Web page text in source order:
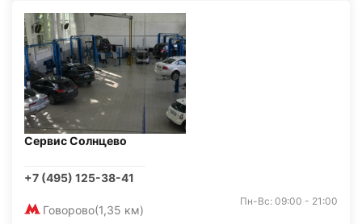
Сервис Солнцево
+7 (495) 125-38-41
Говорово(1,35 км)
Пн-Вс: 09:00 - 21:00